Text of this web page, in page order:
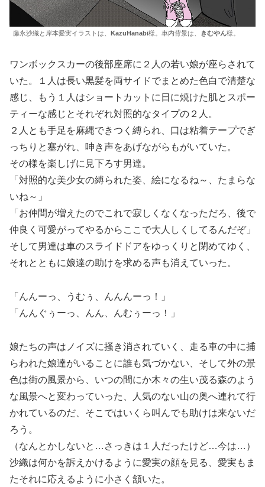
藤永沙織と岸本愛実イラストは、 KazuHanabi様。車内背景は、 きむやん様。
ワンボックスカーの後部座席に２人の若い娘が座らされて
いた。１人は長い黒髪を両サイドでまとめた色白で清楚な
感じ、もう１人はショートカットに日に焼けた肌とスポー
ティーな感じとそれぞれ対照的なタイプの２人。
２人とも手足を麻縄できつく縛られ、口は粘着テープでぎ
っちりと塞がれ、呻き声をあげながらもがいていた。
その様を楽しげに見下ろす男達。
「対照的な美少女の縛られた姿、絵になるね～、たまらな
いね～」
「お仲間が増えたのでこれで寂しくなくなっただろ、後で
仲良く可愛がってやるからここで大人しくしてるんだぞ」
そして男達は車のスライドドアをゆっくりと閉めてゆく、
それとともに娘達の助けを求める声も消えていった。
「んんーっ、うむぅ、んんんーっ！」
「んんぐぅーっ、んん、んむぅーっ！」
娘たちの声はノイズに掻き消されていく、走る車の中に捕
らわれた娘達がいることに誰も気づかない、そして外の景
色は街の風景から、いつの間にか木々の生い茂る森のよう
な風景へと変わっていった、人気のない山の奥へ連れて行
かれているのだ、そこではいくら叫んでも助けは来ないだ
ろう。
（なんとかしないと…さっきは１人だったけど…今は…）
沙織は何かを訴えかけるように愛実の顔を見る、愛実もま
たそれに応えるように小さく頷いた。